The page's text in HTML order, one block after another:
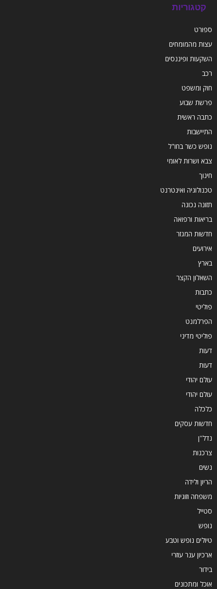
קטגוריות
ספורט
עצות מהמומחים
השקעות ופיננסים
רכב
חוק ומשפט
פרשת שבוע
כתבה ראשית
התיישבות
נופש כשר בחו"ל
צבא ושרות לאומי
חינוך
טכנולוגיה ואינטרנט
תזונה נכונה
בריאות ורפואה
חדשות המגזר
אירועים
בארץ
השאלון הקצר
כתבות
פוליטי
הפרלמנט
פוליטי מדיני
דעות
דעות
עולם יהודי
עולם יהודי
כלכלה
חדשות עסקים
נדל''ן
צרכנות
נשים
הריון ולידה
משפחה וזוגיות
סטייל
נופש
טיולים נופש וטבע
ארכיון ענר עוזרי
בידור
אוכל ומתכונים